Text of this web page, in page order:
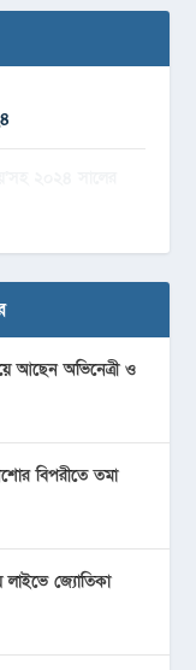
আছেন অভিনেত্রী ও
বিপরীতে তমা
লাইভে জ্যোতিকা